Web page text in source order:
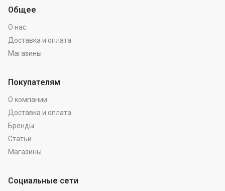
Общее
О нас
Доставка и оплата
Магазины
Покупателям
О компании
Доставка и оплата
Бренды
Статьи
Магазины
Социальные сети